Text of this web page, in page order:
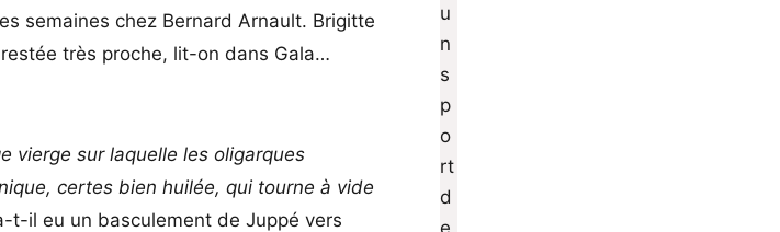
semaines chez Bernard Arnault. Brigitte
très proche, lit-on dans Gala…
vierge sur laquelle les oligarques
certes bien huilée, qui tourne à vide
t-il eu un basculement de Juppé vers